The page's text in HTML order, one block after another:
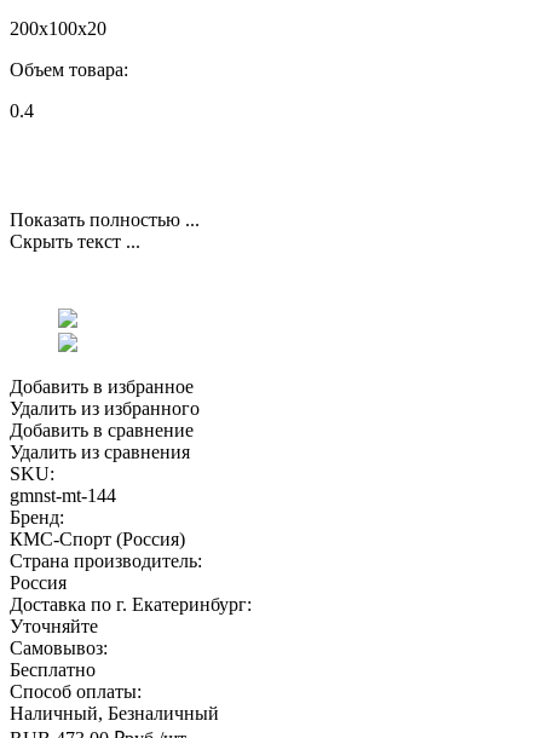
200x100x20
Объем товара:
0.4
Показать полностью ...
Скрыть текст ...
Добавить в избранное
Удалить из избранного
Добавить в сравнение
Удалить из сравнения
SKU:
gmnst-mt-144
Бренд:
КМС-Спорт (Россия)
Страна производитель:
Россия
Доставка по г. Екатеринбург:
Уточняйте
Самовывоз:
Бесплатно
Способ оплаты:
Наличный, Безналичный